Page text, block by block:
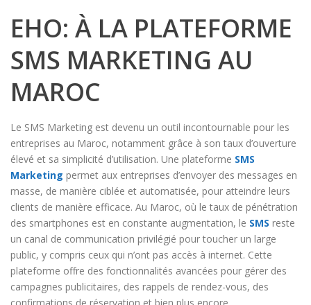
EHO: À LA PLATEFORME
SMS MARKETING AU
MAROC
Le SMS Marketing est devenu un outil incontournable pour les
entreprises au Maroc, notamment grâce à son taux d’ouverture
élevé et sa simplicité d’utilisation. Une plateforme SMS
Marketing permet aux entreprises d’envoyer des messages en
masse, de manière ciblée et automatisée, pour atteindre leurs
clients de manière efficace. Au Maroc, où le taux de pénétration
des smartphones est en constante augmentation, le SMS reste
un canal de communication privilégié pour toucher un large
public, y compris ceux qui n’ont pas accès à internet. Cette
plateforme offre des fonctionnalités avancées pour gérer des
campagnes publicitaires, des rappels de rendez-vous, des
confirmations de réservation et bien plus encore.